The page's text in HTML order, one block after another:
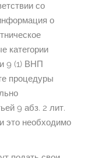
со
о
категории
9 (1) ВНП
процедуры
9 абз. 2 лит.
это необходимо